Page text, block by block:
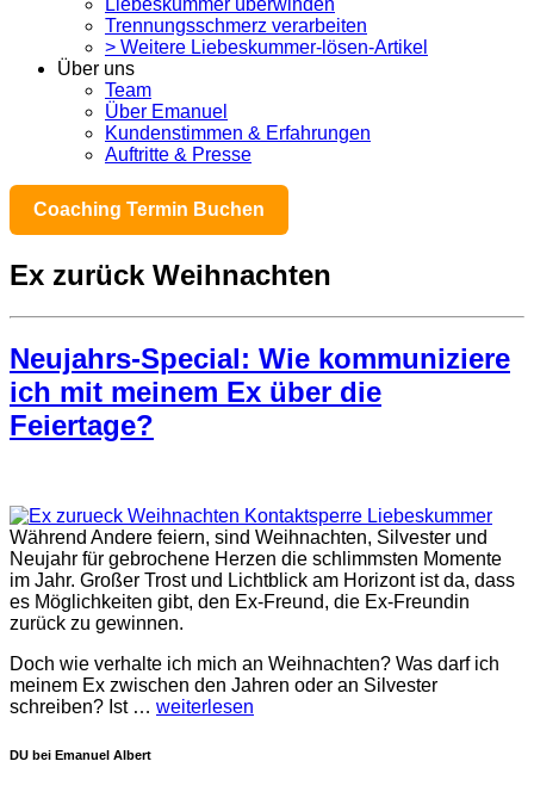
Trennungsschmerz verarbeiten
> Weitere Liebeskummer-lösen-Artikel
Über uns
Team
Über Emanuel
Kundenstimmen & Erfahrungen
Auftritte & Presse
Coaching Termin Buchen
Ex zurück Weihnachten
Neujahrs-Special: Wie kommuniziere
ich mit meinem Ex über die
Feiertage?
Während Andere feiern, sind Weihnachten, Silvester und
Neujahr für gebrochene Herzen die schlimmsten Momente
im Jahr. Großer Trost und Lichtblick am Horizont ist da, dass
es Möglichkeiten gibt, den Ex-Freund, die Ex-Freundin
zurück zu gewinnen.
Doch wie verhalte ich mich an Weihnachten? Was darf ich
meinem Ex zwischen den Jahren oder an Silvester
schreiben? Ist … weiterlesen
DU bei Emanuel Albert